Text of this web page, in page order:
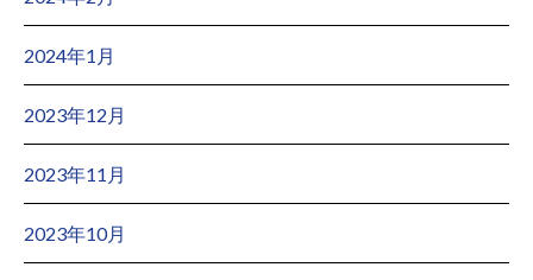
2024年1月
2023年12月
2023年11月
2023年10月